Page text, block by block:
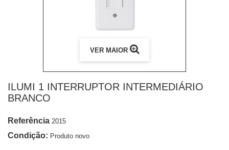
VER MAIOR
ILUMI 1 INTERRUPTOR INTERMEDIÁRIO
BRANCO
Referência 2015
Condição: Produto novo